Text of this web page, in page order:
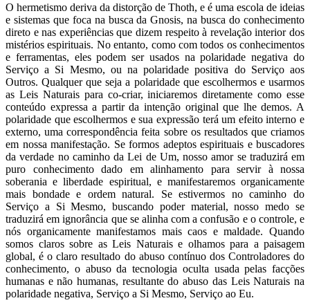
O hermetismo deriva da distorção de Thoth, e é uma escola de ideias
e sistemas que foca na busca da Gnosis, na busca do conhecimento
direto e nas experiências que dizem respeito à revelação interior dos
mistérios espirituais. No entanto, como com todos os conhecimentos
e ferramentas, eles podem ser usados na polaridade negativa do
Serviço a Si Mesmo, ou na polaridade positiva do Serviço aos
Outros. Qualquer que seja a polaridade que escolhermos e usarmos
as Leis Naturais para co-criar, iniciaremos diretamente como esse
conteúdo expressa a partir da intenção original que lhe demos. A
polaridade que escolhermos e sua expressão terá um efeito interno e
externo, uma correspondência feita sobre os resultados que criamos
em nossa manifestação. Se formos adeptos espirituais e buscadores
da verdade no caminho da Lei de Um, nosso amor se traduzirá em
puro conhecimento dado em alinhamento para servir à nossa
soberania e liberdade espiritual, e manifestaremos organicamente
mais bondade e ordem natural. Se estivermos no caminho do
Serviço a Si Mesmo, buscando poder material, nosso medo se
traduzirá em ignorância que se alinha com a confusão e o controle, e
nós organicamente manifestamos mais caos e maldade. Quando
somos claros sobre as Leis Naturais e olhamos para a paisagem
global, é o claro resultado do abuso contínuo dos Controladores do
conhecimento, o abuso da tecnologia oculta usada pelas facções
humanas e não humanas, resultante do abuso das Leis Naturais na
polaridade negativa, Serviço a Si Mesmo, Serviço ao Eu.